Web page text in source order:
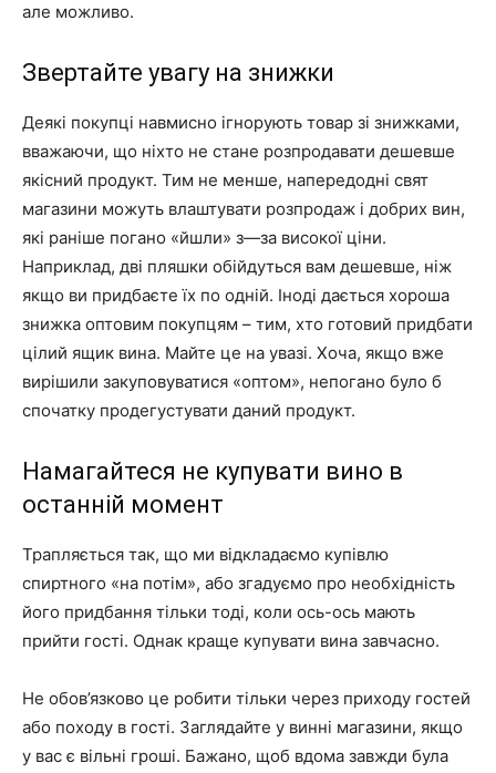
але можливо.
Звертайте увагу на знижки
Деякі покупці навмисно ігнорують товар зі знижками,
вважаючи, що ніхто не стане розпродавати дешевше
якісний продукт. Тим не менше, напередодні свят
магазини можуть влаштувати розпродаж і добрих вин,
які раніше погано «йшли» з—за високої ціни.
Наприклад, дві пляшки обійдуться вам дешевше, ніж
якщо ви придбаєте їх по одній. Іноді дається хороша
знижка оптовим покупцям – тим, хто готовий придбати
цілий ящик вина. Майте це на увазі. Хоча, якщо вже
вирішили закуповуватися «оптом», непогано було б
спочатку продегустувати даний продукт.
Намагайтеся не купувати вино в
останній момент
Трапляється так, що ми відкладаємо купівлю
спиртного «на потім», або згадуємо про необхідність
його придбання тільки тоді, коли ось-ось мають
прийти гості. Однак краще купувати вина завчасно.
Не обов’язково це робити тільки через приходу гостей
або походу в гості. Заглядайте у винні магазини, якщо
у вас є вільні гроші. Бажано, щоб вдома завжди була